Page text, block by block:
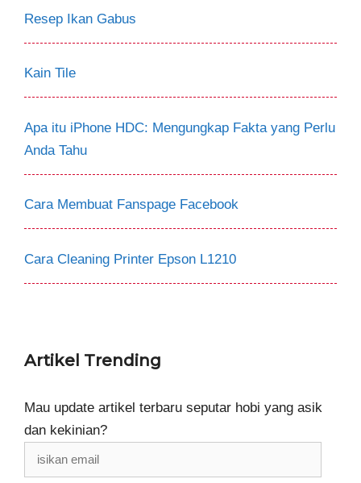
Resep Ikan Gabus
Kain Tile
Apa itu iPhone HDC: Mengungkap Fakta yang Perlu
Anda Tahu
Cara Membuat Fanspage Facebook
Cara Cleaning Printer Epson L1210
Artikel Trending
Mau update artikel terbaru seputar hobi yang asik
dan kekinian?
isikan
email